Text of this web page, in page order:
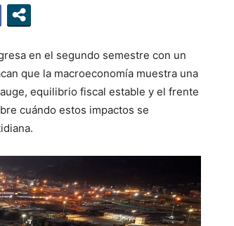
en el segundo semestre con un
que la macroeconomía muestra una
equilibrio fiscal estable y el frente
cuándo estos impactos se